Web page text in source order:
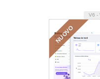
NUOVO
V6 -